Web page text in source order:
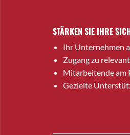
STÄRKEN SIE IHRE
Ihr Unternehmen
Zugang zu
Mitarbeitende am
Gezielte